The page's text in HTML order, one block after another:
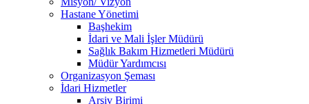
Hastane Yönetimi
Başhekim
İdari ve Mali İşler Müdürü
Sağlık Bakım Hizmetleri Müdürü
Müdür Yardımcısı
Organizasyon Şeması
İdari Hizmetler
Arşiv Birimi